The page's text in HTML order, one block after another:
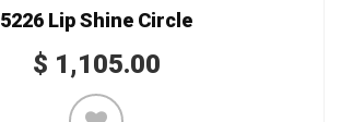
5226 Lip Shine Circle
$ 1,105.00